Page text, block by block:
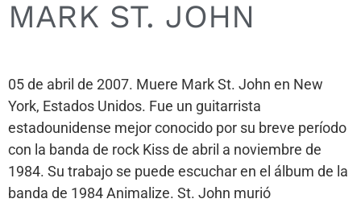
MARK ST. JOHN
05 de abril de 2007. Muere Mark St. John en New
York, Estados Unidos. Fue un guitarrista
estadounidense mejor conocido por su breve período
con la banda de rock Kiss de abril a noviembre de
1984. Su trabajo se puede escuchar en el álbum de la
banda de 1984 Animalize. St. John murió